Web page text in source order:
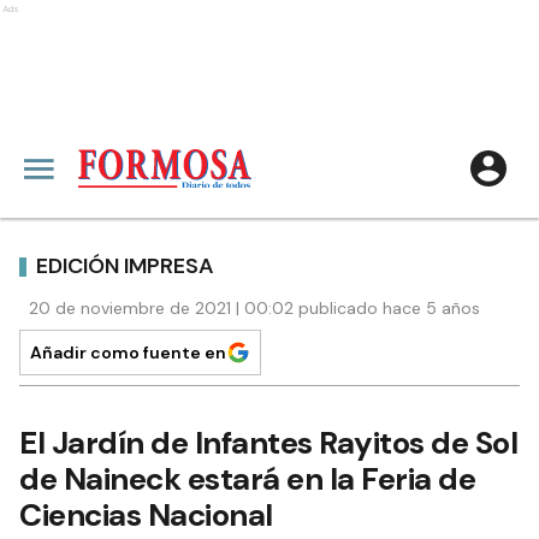
Ads
EDICIÓN IMPRESA
20 de noviembre de 2021 | 00:02 publicado hace 5 años
Añadir como fuente en
El Jardín de Infantes Rayitos de Sol
de Naineck estará en la Feria de
Ciencias Nacional